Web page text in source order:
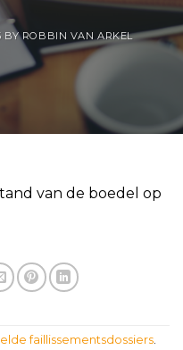
BYROBBIN VAN ARKEL
van de boedel op
faillissementsdossiers.